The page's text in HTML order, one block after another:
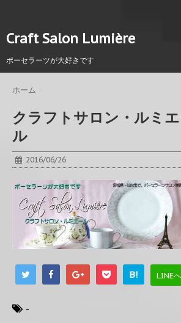
Craft Salon Lumière
ポーセラーツが大好きです
ホーム
クラフトサロン・ルミ
ル
2016/06/26
B! LINE
-